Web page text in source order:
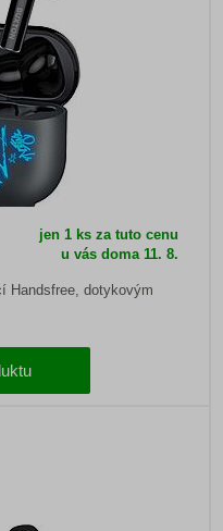
jen 1 ks za tuto cenu
u vás doma11. 8.
Handsfree, dotykovým